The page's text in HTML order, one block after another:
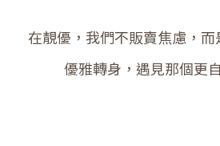
在靚優，我們不販賣焦慮，
優雅轉身，遇見那個更